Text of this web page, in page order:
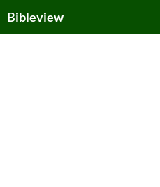
toBibleview